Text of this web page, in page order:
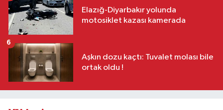
Elazığ-Diyarbakır yolunda
motosiklet kazası kamerada
Aşkın dozu kaçtı: Tuvalet molası bile
ortak oldu !
6